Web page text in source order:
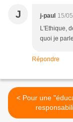
J j-paul 15/
L'Ethique,
quoi je
Répondre
< Pour une "éducation à la